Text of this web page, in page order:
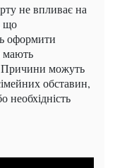
не впливає на
що
оформити
мають
Причини можуть
обставин,
необхідність